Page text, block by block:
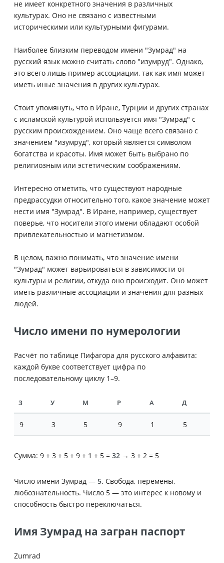
не имеет конкретного значения в различных
культурах. Оно не связано с известными
историческими или культурными фигурами.
Наиболее близким переводом имени "Зумрад" на
русский язык можно считать слово "изумруд". Однако,
это всего лишь пример ассоциации, так как имя может
иметь иные значения в других культурах.
Стоит упомянуть, что в Иране, Турции и других странах
с исламской культурой используется имя "Зумрад" с
русским происхождением. Оно чаще всего связано с
значением "изумруд", который является символом
богатства и красоты. Имя может быть выбрано по
религиозным или эстетическим соображениям.
Интересно отметить, что существуют народные
предрассудки относительно того, какое значение может
нести имя "Зумрад". В Иране, например, существует
поверье, что носители этого имени обладают особой
привлекательностью и магнетизмом.
В целом, важно понимать, что значение имени
"Зумрад" может варьироваться в зависимости от
культуры и религии, откуда оно происходит. Оно может
иметь различные ассоциации и значения для разных
людей.
Число имени по нумерологии
Расчёт по таблице Пифагора для русского алфавита:
каждой букве соответствует цифра по
последовательному циклу 1–9.
З У М Р А Д
9 3 5 9 1 5
Сумма: 9 + 3 + 5 + 9 + 1 + 5 = 32 → 3 + 2 = 5
Число имени Зумрад — 5. Свобода, перемены,
любознательность. Число 5 — это интерес к новому и
способность быстро переключаться.
Имя Зумрад на загран паспорт
Zumrad